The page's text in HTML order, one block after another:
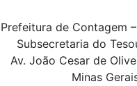
Prefeitura de Contagem
Subsecretaria do
Av. João Cesar de
Minas